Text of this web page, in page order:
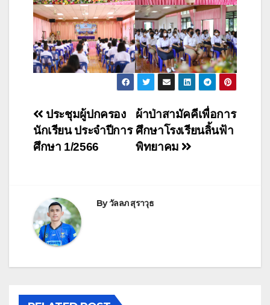
ผ้าป่าสามัคคีเพื่อการ
ศึกษาโรงเรียนลิ้นฟ้า
พิทยาคม
ประชุมผู้ปกครอง
นักเรียน ประจำปีการ
ศึกษา 1/2566
Byวัลลภ สุราวุธ